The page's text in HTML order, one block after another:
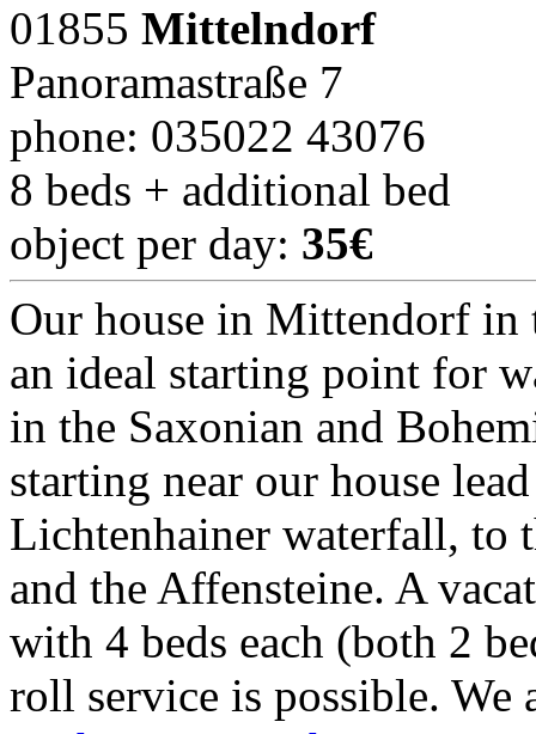
01855 Mittelndorf
Panoramastraße 7
phone: 035022 43076
8 beds + additional bed
object per day: 35€
Our house in Mittendorf
an ideal starting point for
in the Saxonian and
starting near our house
Lichtenhainer waterfall, to
and the Affensteine. A
with 4 beds each (both 2
roll service is possible.